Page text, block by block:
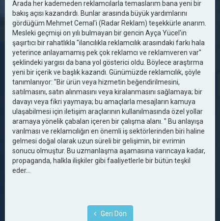
Arada her kademeden reklamcılarla temaslarım bana yeni bir
bakış açısı kazandırdı. Bunlar arasında büyük yardımlarını
gördüğüm Mehmet Cemal'i (Radar Reklam) teşekkürle anarım.
Mesleki geçmişi on yılı bulmayan bir gencin Ayça Yücel'in
şaşırtıcı bir rahatlıkla "ilancılıkla reklamcılık arasındaki farkı hala
yeterince anlayamamış pek çok reklamcı ve reklamveren var"
şeklindeki yargısı da bana yol gösterici oldu. Böylece araştırma
yeni bir içerik ve başlık kazandı. Günümüzde reklamcılık, şöyle
tanımlanıyor: "Bir ürün veya hizmetin beğendirilmesini,
satılmasını, satın alınmasını veya kiralanmasını sağlamaya; bir
davayı veya fikri yaymaya; bu amaçlarla mesajların kamuya
ulaşabilmesi için iletişim araçlarının kullanılmasında özel yollar
aramaya yönelik çabalan içeren bir çalışma alanı. " Bu anlayışa
varılması ve reklamcılığın en önemli iş sektörlerinden biri haline
gelmesi doğal olarak uzun süreli bir gelişimin, bir evrimin
sonucu olmuştur. Bu uzmanlaşma aşamasına varıncaya kadar,
propaganda, halkla ilişkiler gibi faaliyetlerle bir bütün teşkil
eder…
Geri Dön